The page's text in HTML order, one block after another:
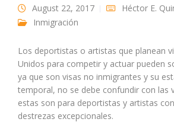
August 22, 2017
Héctor E.
Inmigración
Los deportistas o artistas que planean
Unidos para competir y actuar pueden
ya que son visas no inmigrantes y su
temporal, no se debe confundir con las
estas son para deportistas y artistas
destrezas excepcionales.